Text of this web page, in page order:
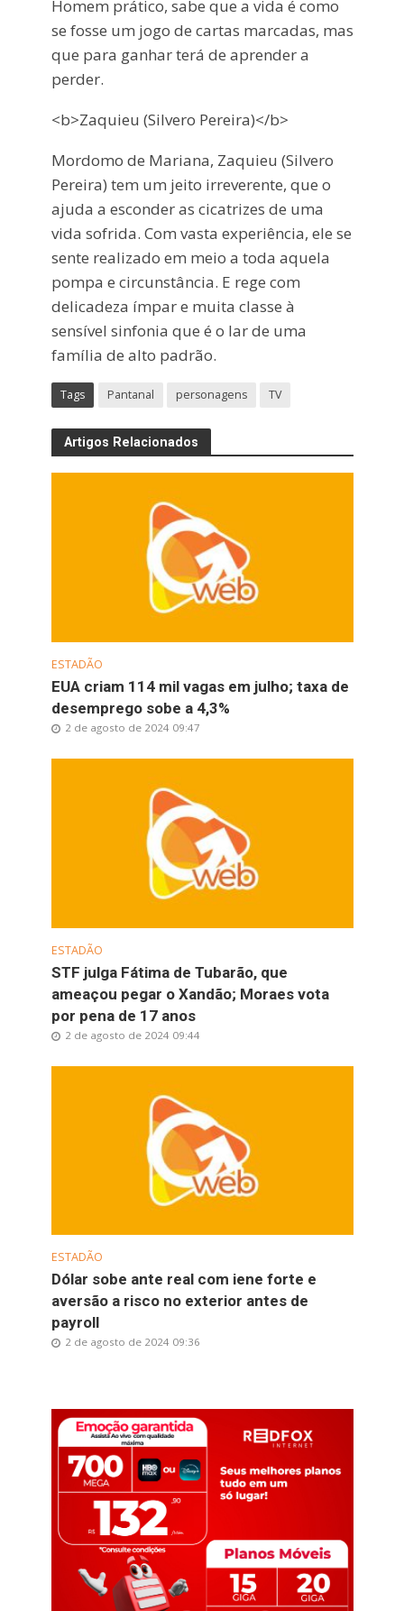
Homem prático, sabe que a vida é como
se fosse um jogo de cartas marcadas, mas
que para ganhar terá de aprender a
perder.
<b>Zaquieu (Silvero Pereira)</b>
Mordomo de Mariana, Zaquieu (Silvero
Pereira) tem um jeito irreverente, que o
ajuda a esconder as cicatrizes de uma
vida sofrida. Com vasta experiência, ele se
sente realizado em meio a toda aquela
pompa e circunstância. E rege com
delicadeza ímpar e muita classe à
sensível sinfonia que é o lar de uma
família de alto padrão.
Tags Pantanal personagens TV
Artigos Relacionados
ESTADÃO
EUA criam 114 mil vagas em julho; taxa de
desemprego sobe a 4,3%
2 de agosto de 2024 09:47
ESTADÃO
STF julga Fátima de Tubarão, que
ameaçou pegar o Xandão; Moraes vota
por pena de 17 anos
2 de agosto de 2024 09:44
ESTADÃO
Dólar sobe ante real com iene forte e
aversão a risco no exterior antes de
payroll
2 de agosto de 2024 09:36